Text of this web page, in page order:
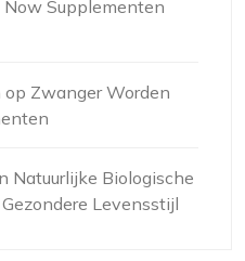
Supplementen
Zwanger Worden
Natuurlijke Biologische
Levensstijl